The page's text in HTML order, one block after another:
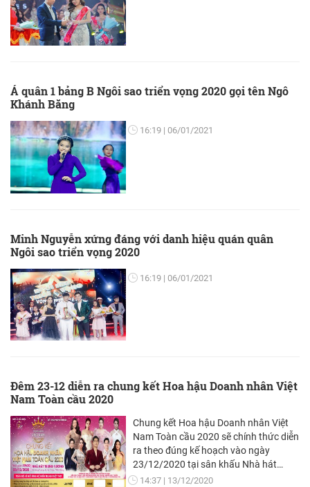
Á quân 1 bảng B Ngôi sao triển vọng 2020 gọi tên Ngô
Khánh Băng
16:19 06/01/2021
Minh Nguyễn xứng đáng với danh hiệu quán quân
Ngôi sao triển vọng 2020
16:19 06/01/2021
Đêm 23-12 diễn ra chung kết Hoa hậu Doanh nhân Việt
Nam Toàn cầu 2020
Chung kết Hoa hậu Doanh nhân Việt
Nam Toàn cầu 2020 sẽ chính thức diễn
ra theo đúng kế hoạch vào ngày
23/12/2020 tại sân khấu Nhà hát
Trưng Vương, Đà Nẵng.
14:37 13/12/2020